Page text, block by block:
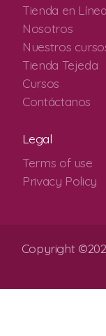
Tienda en Línea
Nosotros
Nuestros
Tienda Tejeda
Cursos
Contáctanos
Legal
Terms of use
Privacy Policy
Copyright